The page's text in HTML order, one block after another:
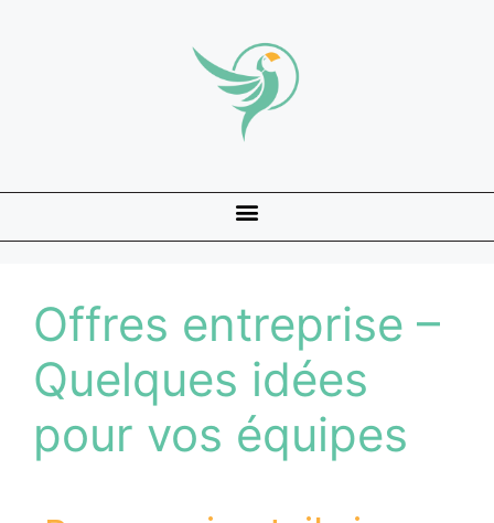
Offres entreprise –
Quelques idées
pour vos équipes